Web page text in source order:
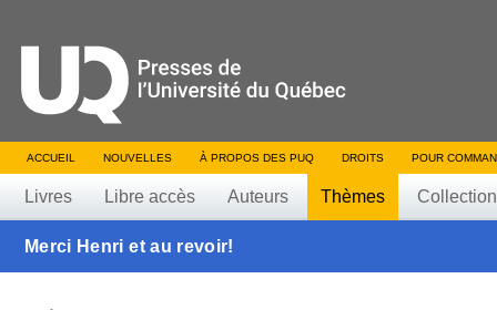
ACCUEIL NOUVELLES À PROPOS DES PUQ DROITS POUR
Livres Libre accès Auteurs Thèmes
Merci Henri et au revoir!